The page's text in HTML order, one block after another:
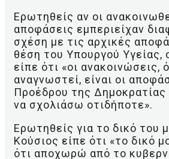
Ερωτηθείς αν οι
αποφάσεις εμπεριείχαν
σχέση με τις αρχικές
θέση του Υπουργού Υγείας,
είπε ότι «οι ανακοινώσεις,
αναγνωστεί, είναι οι
Προέδρου της Δημοκρατίας
να σχολιάσω οτιδήποτε».
Ερωτηθείς για το δικό του
Κούσιος είπε ότι «το δικό
ότι αποχωρώ από το